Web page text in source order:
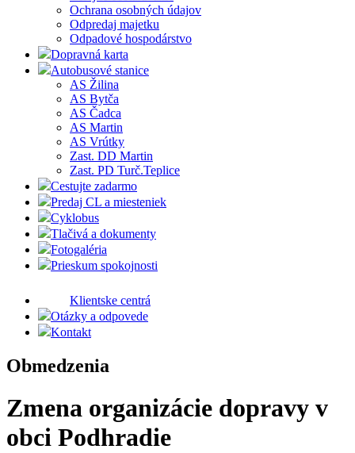
Ochrana osobných údajov
Odpredaj majetku
Odpadové hospodárstvo
Dopravná karta
Autobusové stanice
AS Žilina
AS Bytča
AS Čadca
AS Martin
AS Vrútky
Zast. DD Martin
Zast. PD Turč.Teplice
Cestujte zadarmo
Predaj CL a miesteniek
Cyklobus
Tlačivá a dokumenty
Fotogaléria
Prieskum spokojnosti
Klientske centrá
Otázky a odpovede
Kontakt
Obmedzenia
Zmena organizácie dopravy v
obci Podhradie